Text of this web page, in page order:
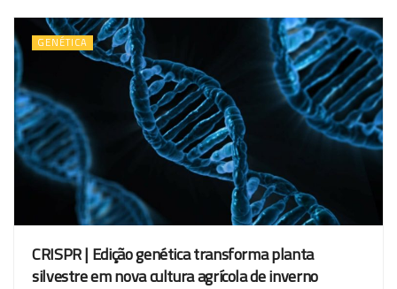
GENÉTICA
CRISPR | Edição genética transforma planta
silvestre em nova cultura agrícola de inverno